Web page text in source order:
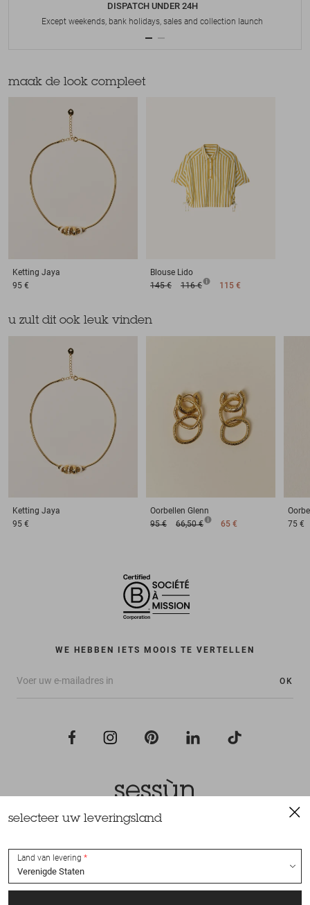
DISPATCH UNDER 24H
Except weekends, bank holidays, sales and collection launch
maak de look compleet
Ketting Jaya
95 €
Blouse Lido
145 €
116 € 115 €
u zult dit ook leuk vinden
Ketting Jaya
95 €
Oorbellen Glenn
95 €
66,50 € 65 €
75 €
WE HEBBEN IETS MOOIS TE VERTELLEN
OK
Alle rechten voorbehouden Sessùn 2022
selecteer uw leveringsland
Land van levering